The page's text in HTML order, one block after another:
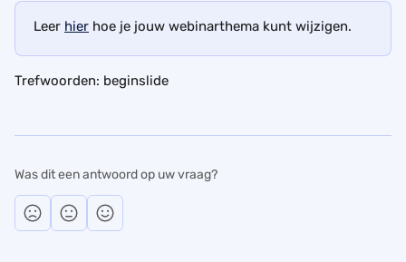
Leer hier hoe je jouw webinarthema kunt wijzigen.
Trefwoorden: beginslide
Was dit een antwoord op uw vraag?